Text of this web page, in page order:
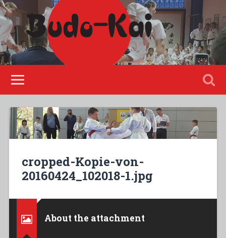
Please disable Adblock!
cropped-Kopie-von-
20160424_102018-1.jpg
About the attachment